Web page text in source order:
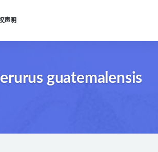
声明
guatemalensis